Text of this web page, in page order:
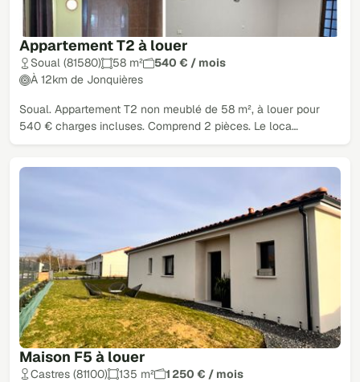
Appartement T2 à louer
Soual (81580) 58 m²
540 € / mois
À 12km de Jonquières
Soual. Appartement T2 non meublé de 58 m², à louer pour
540 € charges incluses. Comprend 2 pièces. Le loca…
Maison F5 à louer
Castres (81100) 135 m²
1 250 € / mois